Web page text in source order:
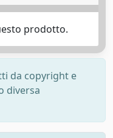
prodotto.
da copyright e
diversa